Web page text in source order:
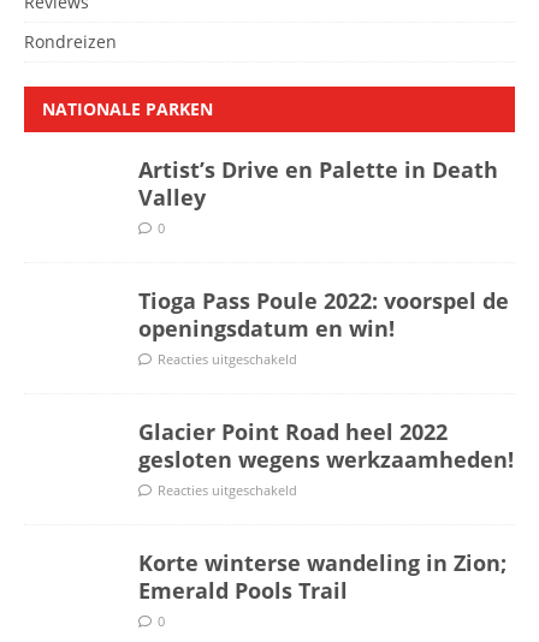
Rondreizen
NATIONALE PARKEN
Artist’s Drive en Palette in Death
Valley
0
Tioga Pass Poule 2022: voorspel de
openingsdatum en win!
Reacties uitgeschakeld
Glacier Point Road heel 2022
gesloten wegens werkzaamheden!
Reacties uitgeschakeld
Korte winterse wandeling in Zion;
Emerald Pools Trail
0